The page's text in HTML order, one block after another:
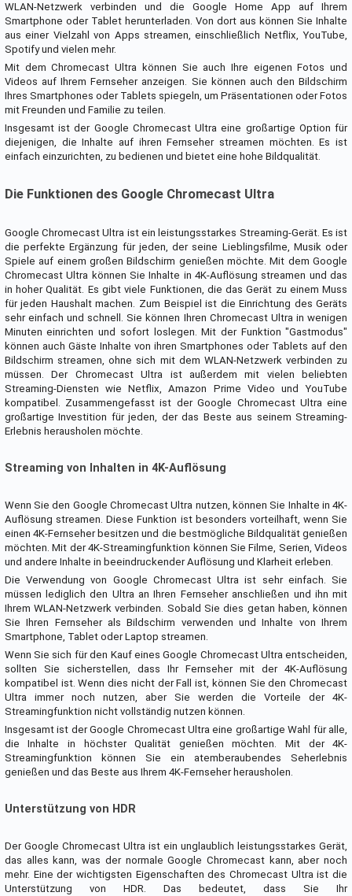
WLAN-Netzwerk verbinden und die Google Home App auf Ihrem
Smartphone oder Tablet herunterladen. Von dort aus können Sie Inhalte
aus einer Vielzahl von Apps streamen, einschließlich Netflix, YouTube,
Spotify und vielen mehr.
Mit dem Chromecast Ultra können Sie auch Ihre eigenen Fotos und
Videos auf Ihrem Fernseher anzeigen. Sie können auch den Bildschirm
Ihres Smartphones oder Tablets spiegeln, um Präsentationen oder Fotos
mit Freunden und Familie zu teilen.
Insgesamt ist der Google Chromecast Ultra eine großartige Option für
diejenigen, die Inhalte auf ihren Fernseher streamen möchten. Es ist
einfach einzurichten, zu bedienen und bietet eine hohe Bildqualität.
Die Funktionen des Google Chromecast Ultra
Google Chromecast Ultra ist ein leistungsstarkes Streaming-Gerät. Es ist
die perfekte Ergänzung für jeden, der seine Lieblingsfilme, Musik oder
Spiele auf einem großen Bildschirm genießen möchte. Mit dem Google
Chromecast Ultra können Sie Inhalte in 4K-Auflösung streamen und das
in hoher Qualität. Es gibt viele Funktionen, die das Gerät zu einem Muss
für jeden Haushalt machen. Zum Beispiel ist die Einrichtung des Geräts
sehr einfach und schnell. Sie können Ihren Chromecast Ultra in wenigen
Minuten einrichten und sofort loslegen. Mit der Funktion "Gastmodus"
können auch Gäste Inhalte von ihren Smartphones oder Tablets auf den
Bildschirm streamen, ohne sich mit dem WLAN-Netzwerk verbinden zu
müssen. Der Chromecast Ultra ist außerdem mit vielen beliebten
Streaming-Diensten wie Netflix, Amazon Prime Video und YouTube
kompatibel. Zusammengefasst ist der Google Chromecast Ultra eine
großartige Investition für jeden, der das Beste aus seinem Streaming-
Erlebnis herausholen möchte.
Streaming von Inhalten in 4K-Auflösung
Wenn Sie den Google Chromecast Ultra nutzen, können Sie Inhalte in 4K-
Auflösung streamen. Diese Funktion ist besonders vorteilhaft, wenn Sie
einen 4K-Fernseher besitzen und die bestmögliche Bildqualität genießen
möchten. Mit der 4K-Streamingfunktion können Sie Filme, Serien, Videos
und andere Inhalte in beeindruckender Auflösung und Klarheit erleben.
Die Verwendung von Google Chromecast Ultra ist sehr einfach. Sie
müssen lediglich den Ultra an Ihren Fernseher anschließen und ihn mit
Ihrem WLAN-Netzwerk verbinden. Sobald Sie dies getan haben, können
Sie Ihren Fernseher als Bildschirm verwenden und Inhalte von Ihrem
Smartphone, Tablet oder Laptop streamen.
Wenn Sie sich für den Kauf eines Google Chromecast Ultra entscheiden,
sollten Sie sicherstellen, dass Ihr Fernseher mit der 4K-Auflösung
kompatibel ist. Wenn dies nicht der Fall ist, können Sie den Chromecast
Ultra immer noch nutzen, aber Sie werden die Vorteile der 4K-
Streamingfunktion nicht vollständig nutzen können.
Insgesamt ist der Google Chromecast Ultra eine großartige Wahl für alle,
die Inhalte in höchster Qualität genießen möchten. Mit der 4K-
Streamingfunktion können Sie ein atemberaubendes Seherlebnis
genießen und das Beste aus Ihrem 4K-Fernseher herausholen.
Unterstützung von HDR
Der Google Chromecast Ultra ist ein unglaublich leistungsstarkes Gerät,
das alles kann, was der normale Google Chromecast kann, aber noch
mehr. Eine der wichtigsten Eigenschaften des Chromecast Ultra ist die
Unterstützung von HDR. Das bedeutet, dass Sie Ihr